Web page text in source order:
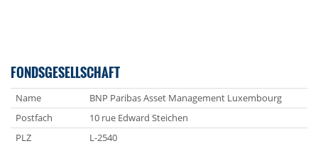
FONDSGESELLSCHAFT
Name
BNP Paribas Asset Management Luxembourg
Postfach
10 rue Edward Steichen
PLZ
L-2540